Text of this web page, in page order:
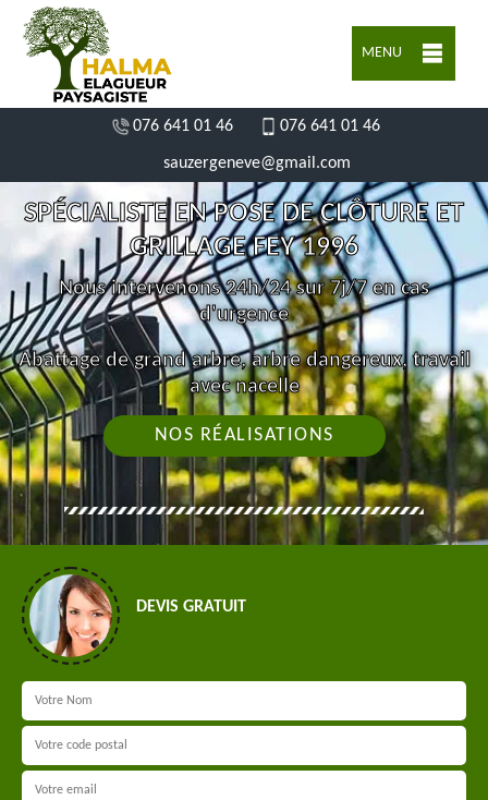
MENU
076 641 01 46 076 641 01 46
sauzergeneve@gmail.com
SPÉCIALISTE EN POSE DE CLÔTURE ET
GRILLAGE FEY 1996
Nous intervenons 24h/24 sur 7j/7 en cas
d'urgence
Abattage de grand arbre, arbre dangereux, travail
avec nacelle
NOS RÉALISATIONS
DEVIS GRATUIT